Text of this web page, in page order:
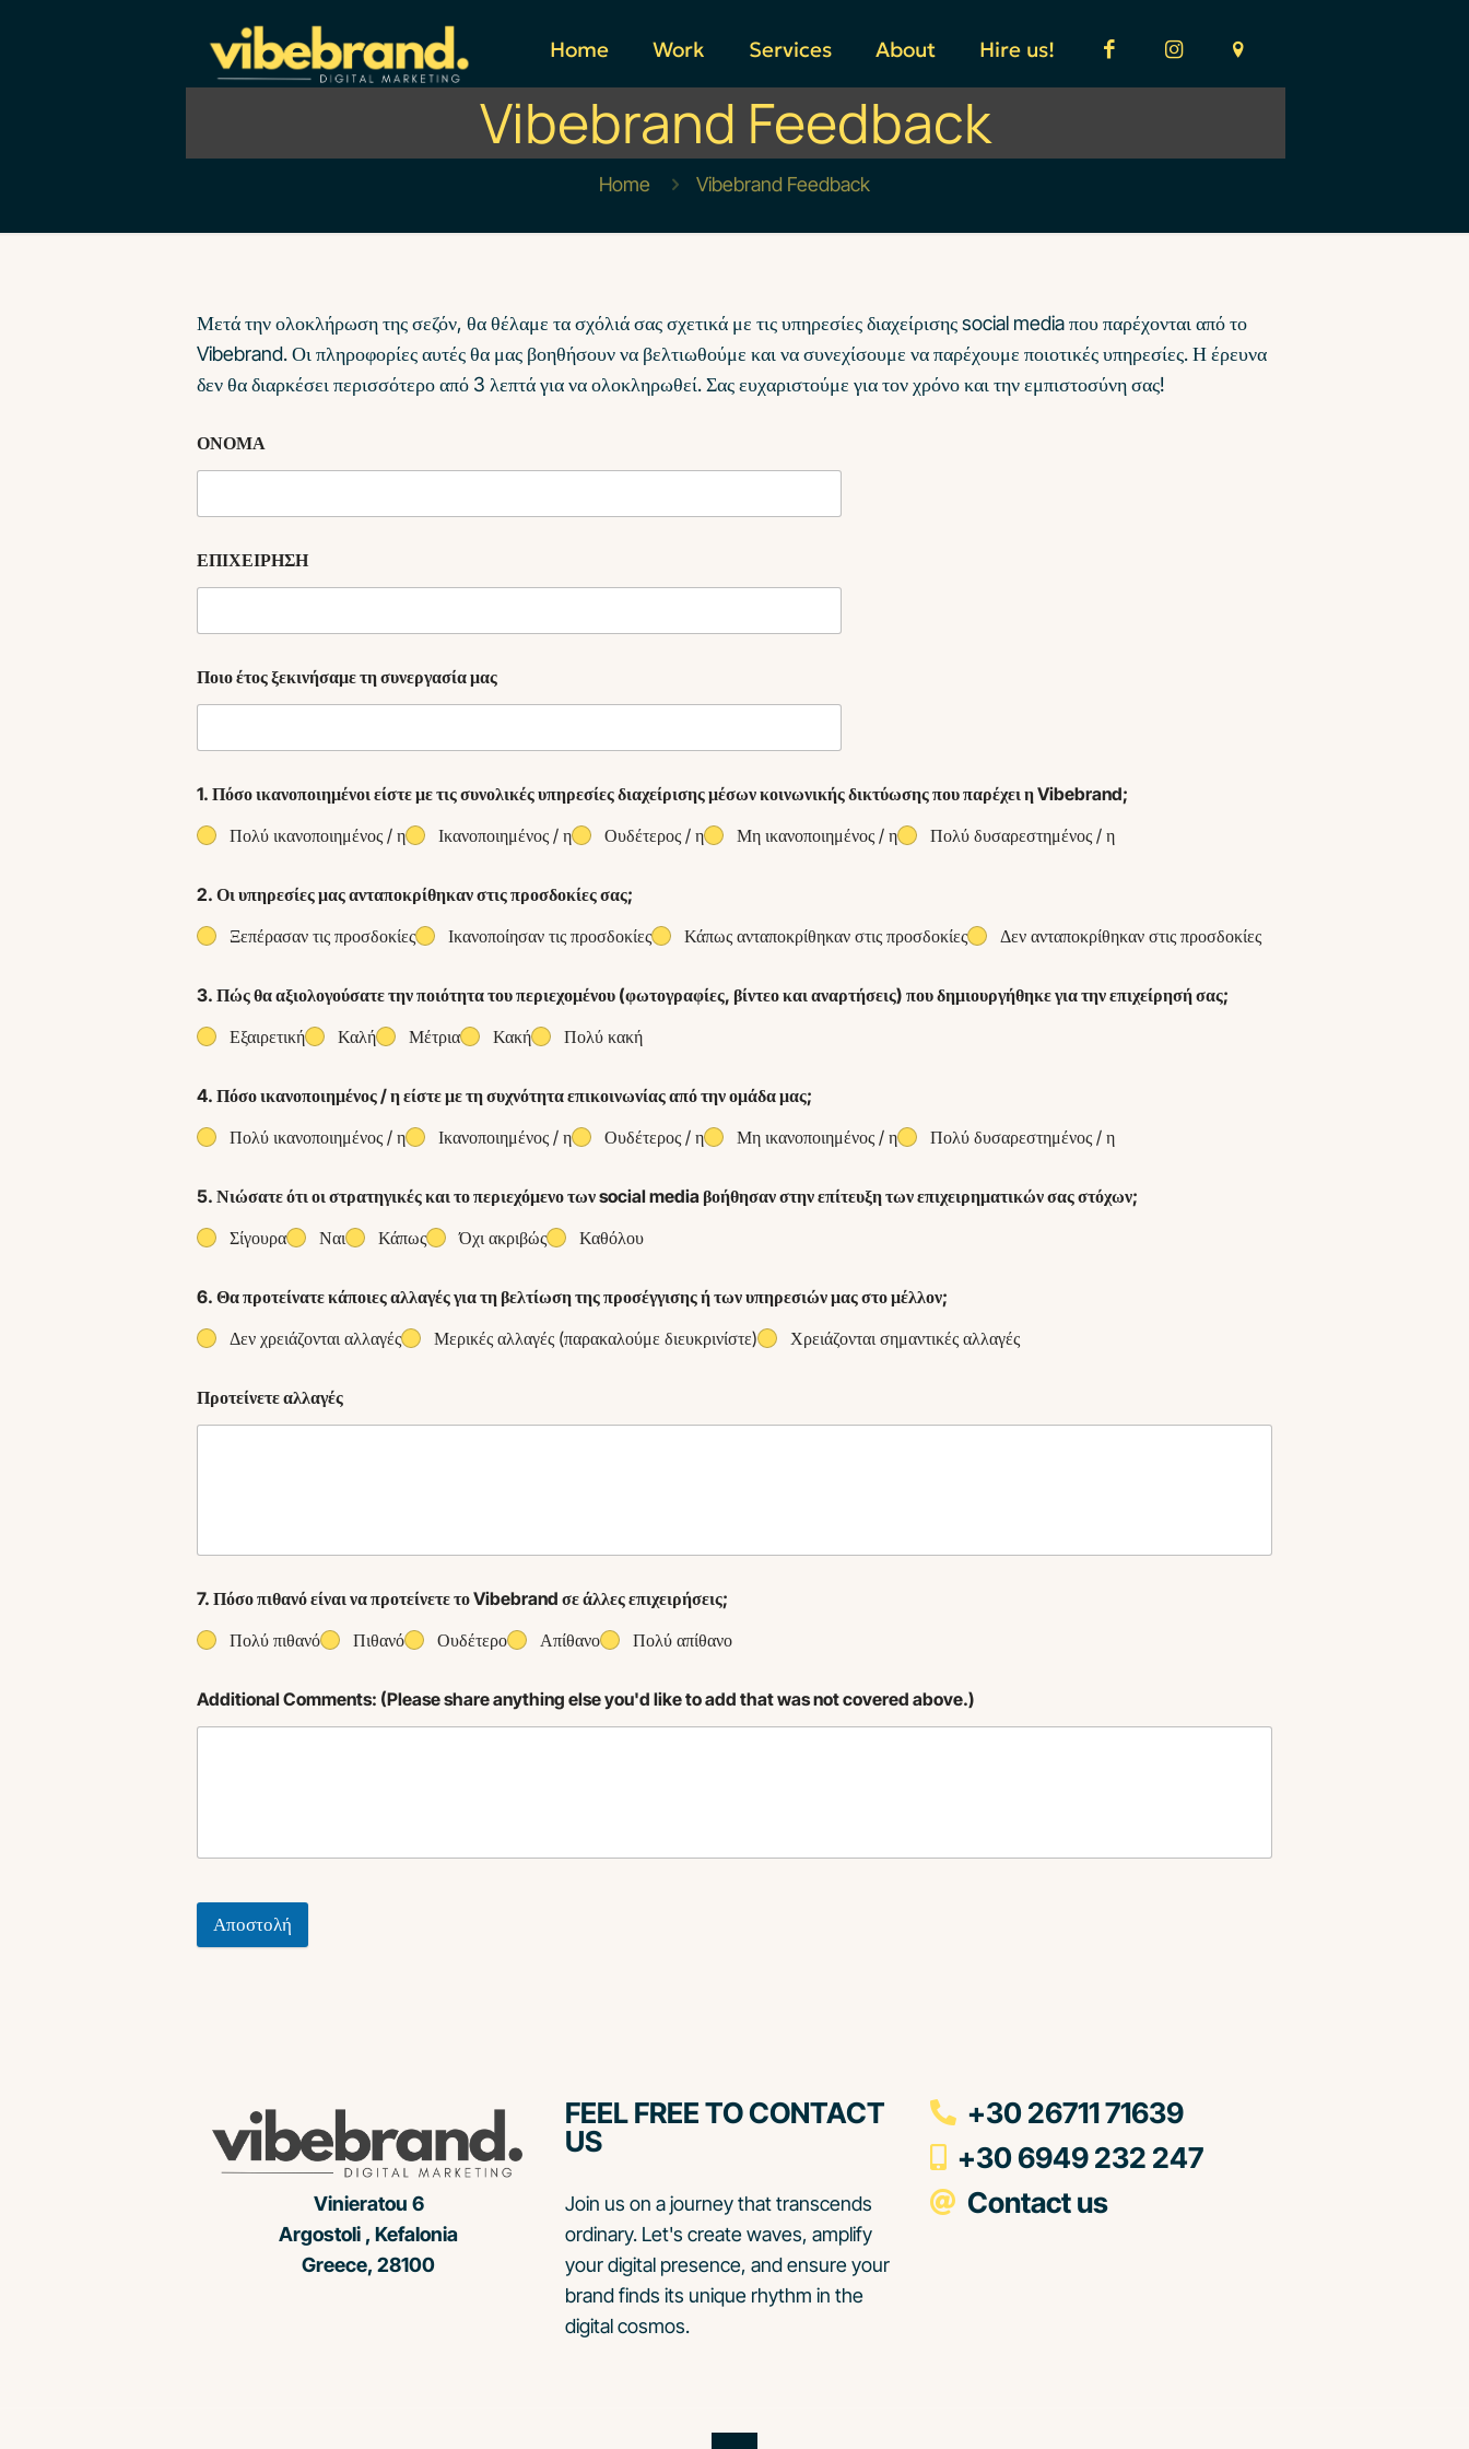
Home Work Services About Hire us!
Vibebrand Feedback
Home Vibebrand Feedback
Μετά την ολοκλήρωση της σεζόν, θα θέλαμε τα σχόλιά σας σχετικά με τις υπηρεσίες διαχείρισης social media που παρέχονται από το
Vibebrand. Οι πληροφορίες αυτές θα μας βοηθήσουν να βελτιωθούμε και να συνεχίσουμε να παρέχουμε ποιοτικές υπηρεσίες. Η έρευνα
δεν θα διαρκέσει περισσότερο από 3 λεπτά για να ολοκληρωθεί. Σας ευχαριστούμε για τον χρόνο και την εμπιστοσύνη σας!
ΟΝΟΜΑ
ΕΠΙΧΕΙΡΗΣΗ
Ποιο έτος ξεκινήσαμε τη συνεργασία μας
1. Πόσο ικανοποιημένοι είστε με τις συνολικές υπηρεσίες διαχείρισης μέσων κοινωνικής δικτύωσης που παρέχει η Vibebrand;
Πολύ ικανοποιημένος / η
Ικανοποιημένος / η Ουδέτερος / η Μη ικανοποιημένος / η Πολύ δυσαρεστημένος / η
2. Οι υπηρεσίες μας ανταποκρίθηκαν στις προσδοκίες σας;
Ξεπέρασαν τις προσδοκίες
Ικανοποίησαν τις προσδοκίες Κάπως ανταποκρίθηκαν στις προσδοκίες Δεν ανταποκρίθηκαν στις προσδοκίες
3. Πώς θα αξιολογούσατε την ποιότητα του περιεχομένου (φωτογραφίες, βίντεο και αναρτήσεις) που δημιουργήθηκε για την επιχείρησή σας;
Εξαιρετική
Καλή Μέτρια Κακή Πολύ κακή
4. Πόσο ικανοποιημένος / η είστε με τη συχνότητα επικοινωνίας από την ομάδα μας;
Πολύ ικανοποιημένος / η
Ικανοποιημένος / η Ουδέτερος / η Μη ικανοποιημένος / η Πολύ δυσαρεστημένος / η
5. Νιώσατε ότι οι στρατηγικές και το περιεχόμενο των social media βοήθησαν στην επίτευξη των επιχειρηματικών σας στόχων;
Σίγουρα
Ναι Κάπως Όχι ακριβώς Καθόλου
6. Θα προτείνατε κάποιες αλλαγές για τη βελτίωση της προσέγγισης ή των υπηρεσιών μας στο μέλλον;
Δεν χρειάζονται αλλαγές
Μερικές αλλαγές (παρακαλούμε διευκρινίστε) Χρειάζονται σημαντικές αλλαγές
Προτείνετε αλλαγές
7. Πόσο πιθανό είναι να προτείνετε το Vibebrand σε άλλες επιχειρήσεις;
Πολύ πιθανό
Πιθανό Ουδέτερο Απίθανο Πολύ απίθανο
Additional Comments: (Please share anything else you'd like to add that was not covered above.)
Αποστολή
Vinieratou 6
Argostoli , Kefalonia
Greece, 28100
FEEL FREE TO CONTACT
US
Join us on a journey that transcends
ordinary. Let's create waves, amplify
your digital presence, and ensure your
brand finds its unique rhythm in the
digital cosmos.
+30 26711 71639
+30 6949 232 247
Contact us